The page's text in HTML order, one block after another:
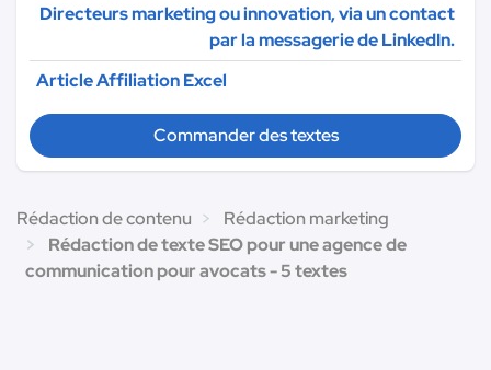
Directeurs marketing ou innovation, via un contact
par la messagerie de LinkedIn.
Article Affiliation Excel
Commander des textes
Rédaction de contenu
Rédaction marketing
Rédaction de texte SEO pour une agence de
communication pour avocats - 5 textes